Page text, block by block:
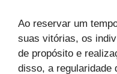
Ao reservar um
suas vitórias, os
de propósito e
disso, a regularidade